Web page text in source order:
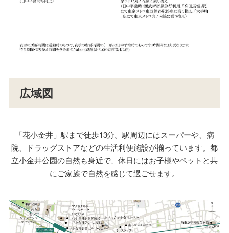
広域図
「花小金井」駅まで徒歩13分。駅周辺にはスーパーや、病
院、ドラッグストアなどの生活利便施設が揃っています。都
立小金井公園の自然も身近で、休日にはお子様やペットと共
にご家族で自然を感じて過ごせます。